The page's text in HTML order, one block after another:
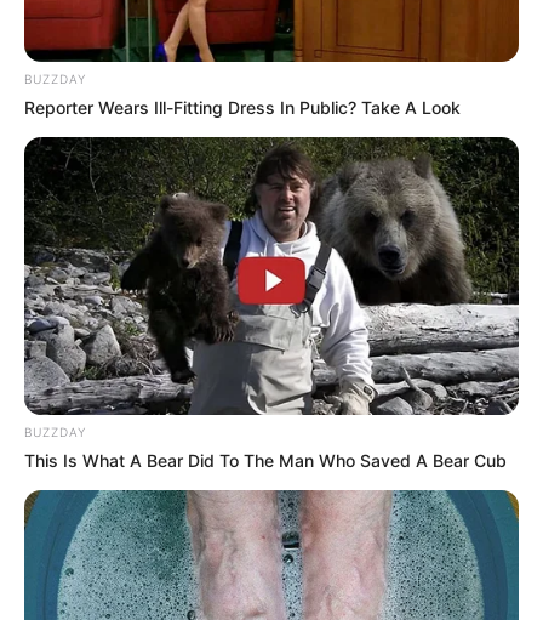
ΧΑΛΚΙΔΑ ΝΕΑ
ΤΑΥΤΟΤΗΤΑ ΚΑΙ ΕΠΙΚΟΙΝΩΝΙΑ ΟΡΟΙ ΧΡΗΣΗΣ
© 2025 EVIANEWS του Γιώργου Κουτσελίνη
BUZZDAY
Reporter Wears Ill-Fitting Dress In Public? Take A Look
BUZZDAY
This Is What A Bear Did To The Man Who Saved A Bear Cub